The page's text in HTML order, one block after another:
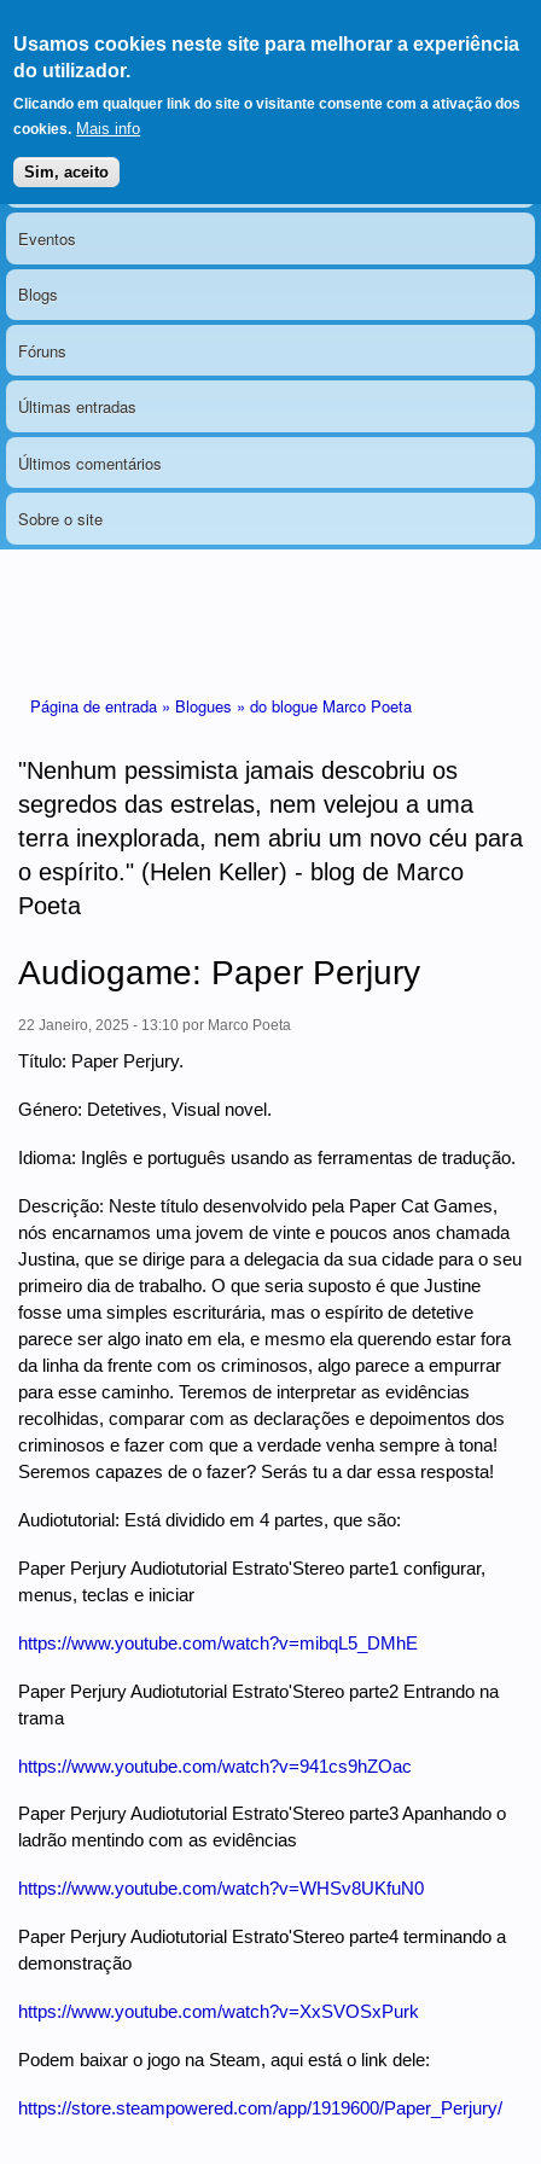
Usamos cookies neste site para melhorar a experiência
do utilizador.
Clicando em qualquer link do site o visitante consente com a ativação dos
cookies. Mais info
Sim, aceito
LERPARAVER , ir para a
página principal
O portal da visão diferente
Menu principal
Notícias
Eventos
Blogs
Fóruns
Últimas entradas
Últimos comentários
Sobre o site
Página de entrada » Blogues » do blogue Marco Poeta
"Nenhum pessimista jamais descobriu os
segredos das estrelas, nem velejou a uma
terra inexplorada, nem abriu um novo céu para
o espírito." (Helen Keller) - blog de Marco
Poeta
Audiogame: Paper Perjury
22 Janeiro, 2025 - 13:10 por Marco Poeta
Título: Paper Perjury.
Género: Detetives, Visual novel.
Idioma: Inglês e português usando as ferramentas de tradução.
Descrição: Neste título desenvolvido pela Paper Cat Games,
nós encarnamos uma jovem de vinte e poucos anos chamada
Justina, que se dirige para a delegacia da sua cidade para o seu
primeiro dia de trabalho. O que seria suposto é que Justine
fosse uma simples escriturária, mas o espírito de detetive
parece ser algo inato em ela, e mesmo ela querendo estar fora
da linha da frente com os criminosos, algo parece a empurrar
para esse caminho. Teremos de interpretar as evidências
recolhidas, comparar com as declarações e depoimentos dos
criminosos e fazer com que a verdade venha sempre à tona!
Seremos capazes de o fazer? Serás tu a dar essa resposta!
Audiotutorial: Está dividido em 4 partes, que são:
Paper Perjury Audiotutorial Estrato'Stereo parte1 configurar,
menus, teclas e iniciar
https://www.youtube.com/watch?v=mibqL5_DMhE
Paper Perjury Audiotutorial Estrato'Stereo parte2 Entrando na
trama
https://www.youtube.com/watch?v=941cs9hZOac
Paper Perjury Audiotutorial Estrato'Stereo parte3 Apanhando o
ladrão mentindo com as evidências
https://www.youtube.com/watch?v=WHSv8UKfuN0
Paper Perjury Audiotutorial Estrato'Stereo parte4 terminando a
demonstração
https://www.youtube.com/watch?v=XxSVOSxPurk
Podem baixar o jogo na Steam, aqui está o link dele:
https://store.steampowered.com/app/1919600/Paper_Perjury/